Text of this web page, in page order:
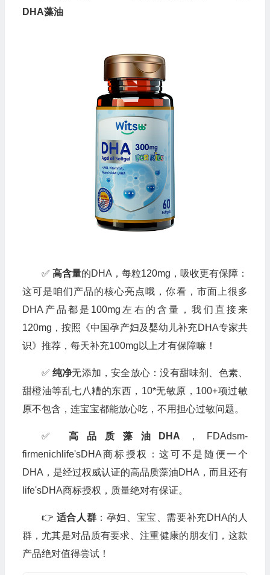
DHA藻油
✅ 高含量的DHA，每粒120mg，吸收更有保障：
这可是咱们产品的核心亮点哦，你看，市面上很多
DHA产品都是100mg左右的含量，我们直接来
120mg，按照《中国孕产妇及婴幼儿补充DHA专家共
识》推荐，每天补充100mg以上才有保障嘛！
✅纯净无添加，安全放心：没有甜味剂、色素、
甜橙油等乱七八糟的东西，10*无敏原，100+项过敏
原不包含，连宝宝都能放心吃，不用担心过敏问题。
✅高品质藻油DHA ，FDAdsm-
firmenichlife'sDHA商标授权：这可不是随便一个
DHA，是经过权威认证的高品质藻油DHA，而且还有
life'sDHA商标授权，质量绝对有保证。
👉 适合人群 ：孕妇、宝宝、需要补充DHA的人
群，尤其是对品质有要求、注重健康的朋友们，这款
产品绝对值得尝试！